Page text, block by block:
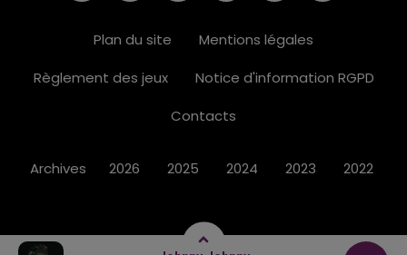
Plan du site
Mentions légales
Règlement des jeux
Notice d'information RGPD
Contacts
Archives 2026 2025 2024 2023 2022